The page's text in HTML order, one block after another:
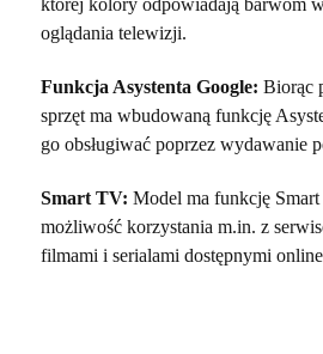
której kolory odpowiadają barwom
oglądania telewizji.
Funkcja Asystenta Google: Biorąc
sprzęt ma wbudowaną funkcję
go obsługiwać poprzez wydawanie
Smart TV: Model ma funkcję
możliwość korzystania m.in. z
filmami i serialami dostępnymi